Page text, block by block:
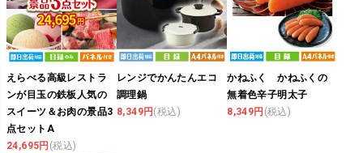
えらべる高級レストラ
ンが目玉の鉄板人気の
スイーツ＆お肉の景品3
点セットA
24,695円 (税込)
レンジでかんたんエコ
調理鍋
8,349円 (税込)
かねふく かねふくの
無着色辛子明太子
8,349円 (税込)